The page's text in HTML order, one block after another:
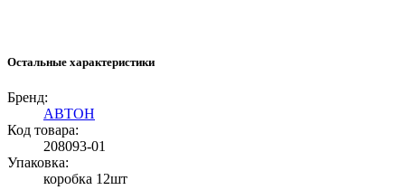
Остальные характеристики
Бренд:
АВТОН
Код товара:
208093-01
Упаковка:
коробка 12шт